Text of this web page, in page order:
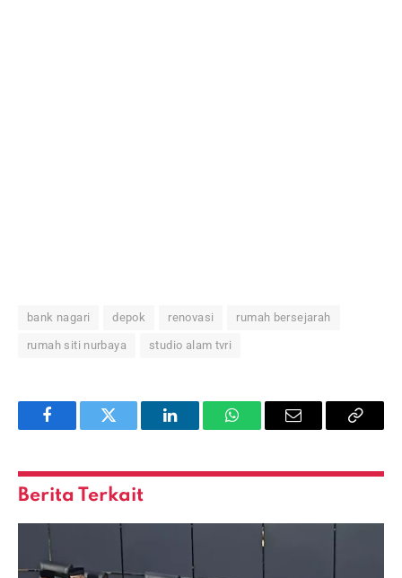
bank nagari depok renovasi rumah bersejarah
rumah siti nurbaya studio alam tvri
FacebookTwitter LinkedInWhatsAppEmail
Copy
Berita Terkait